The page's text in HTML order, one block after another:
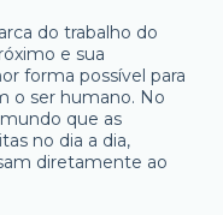
do trabalho do
e sua
forma possível para
o ser humano. No
que as
no dia a dia,
diretamente ao